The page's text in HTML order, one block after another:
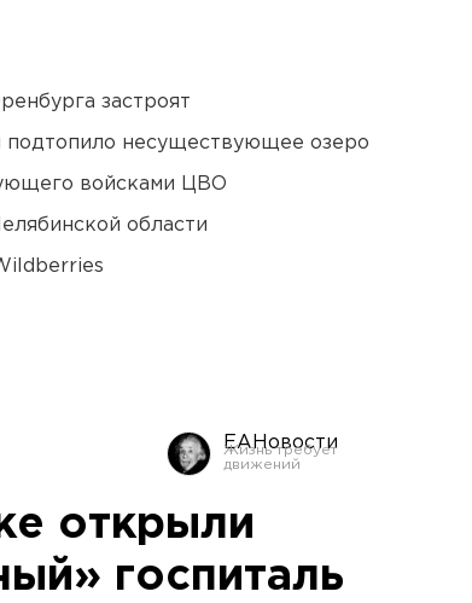
застроят
подтопило несуществующее озеро
войсками ЦВО
области
ЕАНовости
открыли
госпиталь